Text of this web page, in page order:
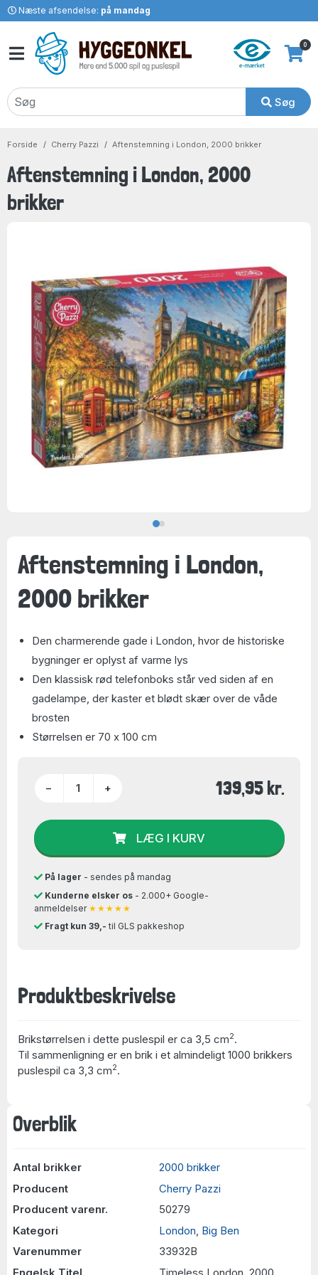
Næste afsendelse: på mandag
Søg
0
Forside Cherry Pazzi Aftenstemning i London, 2000 brikker
Aftenstemning i London, 2000
brikker
Overblik
Antal brikker
2000 brikker
Producent
Cherry Pazzi
Producent varenr.
50279
Kategori
London Big Ben
Varenummer
33932B
Engelsk Titel
Timeless London, 2000
Aftenstemning i London,
2000 brikker
Den charmerende gade i London, hvor de historiske
bygninger er oplyst af varme lys
Den klassisk rød telefonboks står ved siden af en
gadelampe, der kaster et blødt skær over de våde
brosten
Størrelsen er 70 x 100 cm
− + 139,95 kr.
LÆG I KURV
På lager - sendes på mandag
Kunderne elsker os- 2.000+ Google-
anmeldelser ★★★★★
Fragt kun 39,- til GLS pakkeshop
Produktbeskrivelse
Brikstørrelsen i dette puslespil er ca 3,5 cm2.
Til sammenligning er en brik i et almindeligt 1000 brikkers
puslespil ca 3,3 cm2.